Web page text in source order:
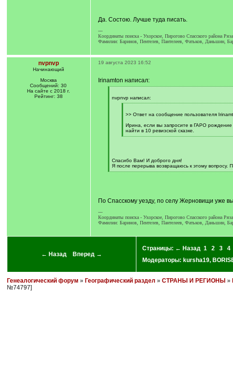
Да. Состою. Лучше туда писать.
---
Координаты поиска - Ухорское, Пирогово Спасского района
Фамилии: Баринов, Пентелев, Пантелеев, Фатьков, Даньшин,
nvpnvp
Начинающий
Москва
Сообщений: 30
На сайте с 2018 г.
Рейтинг: 38
19 августа 2023 16:52
Irinamton написал:
q
nvpnvp написал:
q
>> Ответ на сообщение пользователя
Ирина, если вы запросите в ГАРО
найти в 10 ревизской сказке.
[
Спасибо Вам! И доброго дня!
Я после перерыва возвращаюсь к этому вопросу.
[
По Спасскому уезду, по селу Жерновищи уже
---
Координаты поиска - Ухорское, Пирогово Спасского района
Фамилии: Баринов, Пентелев, Пантелеев, Фатьков, Даньшин,
← Назад Вперед →
Страницы: ← Назад 1 2 3 4
Модераторы: kursha19,
Генеалогический форум » Географический раздел » СТРАНЫ И РЕГИОНЫ »
№74797]